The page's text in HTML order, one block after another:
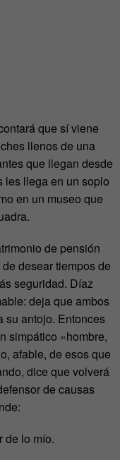
que sí viene
llenos de una
que llegan desde
les llega en un soplo
en un museo que
de pensión
desear tiempos de
seguridad. Díaz
deja que ambos
su antojo. Entonces
simpático «hombre,
afable, de esos que
dice que volverá
de causas
lo mío.